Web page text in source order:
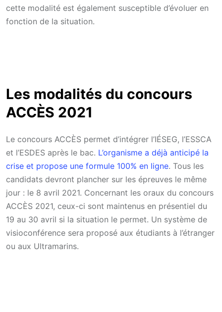
cette modalité est également susceptible d’évoluer en
fonction de la situation.
Les modalités du concours
ACCÈS 2021
Le concours ACCÈS permet d’intégrer l’IÉSEG, l’ESSCA
et l’ESDES après le bac. L’organisme a déjà anticipé la
crise et propose une formule 100% en ligne. Tous les
candidats devront plancher sur les épreuves le même
jour : le 8 avril 2021. Concernant les oraux du concours
ACCÈS 2021, ceux-ci sont maintenus en présentiel du
19 au 30 avril si la situation le permet. Un système de
visioconférence sera proposé aux étudiants à l’étranger
ou aux Ultramarins.